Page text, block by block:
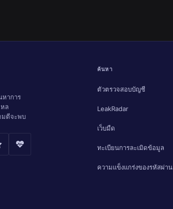
หาการ
ล
มตีจะพบ
ค้นหา
ตัวตรวจสอบบัญชี
LeakRadar
เว็บมืด
ทะเบียนการละเมิดข้อมูล
ความแข็งแกร่งของรหัสผ่าน